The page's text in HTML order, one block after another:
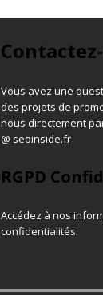
Vous avez une
des projets de
nous directement
@ seoinside.fr
RGPD
Accédez à nos
confidentialités.